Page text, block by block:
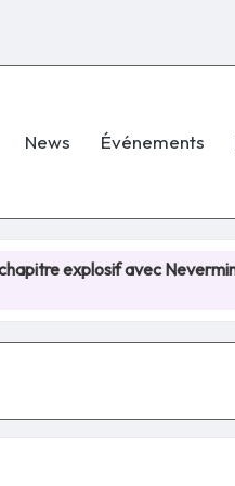
News
Événements
avec Nevermind !